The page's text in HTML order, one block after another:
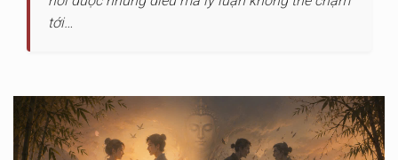
tới…